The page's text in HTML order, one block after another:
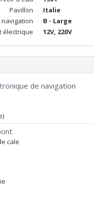
Pavillon
Italie
B - Large
électrique
12V, 220V
de navigation
cale